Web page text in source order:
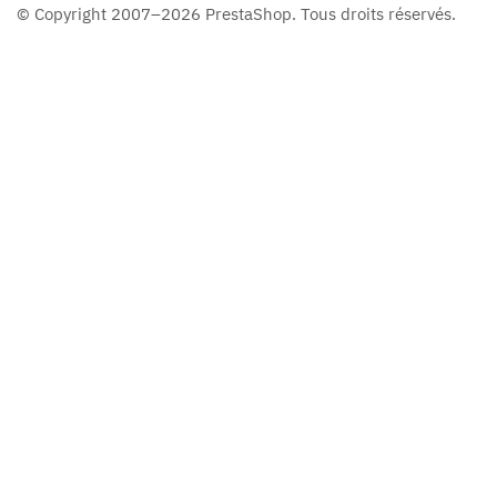
© Copyright 2007–2026 PrestaShop. Tous droits réservés.